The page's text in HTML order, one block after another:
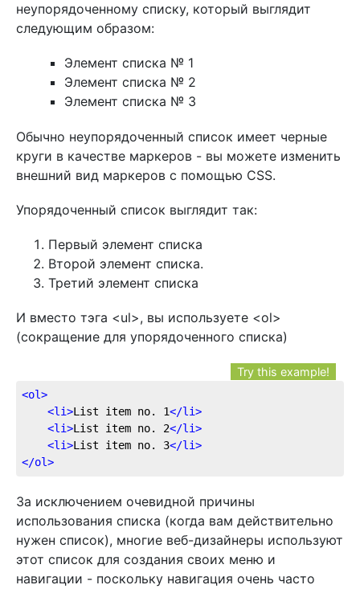
неупорядоченному списку, который выглядит
следующим образом:
Элемент списка № 1
Элемент списка № 2
Элемент списка № 3
Обычно неупорядоченный список имеет черные
круги в качестве маркеров - вы можете изменить
внешний вид маркеров с помощью CSS.
Упорядоченный список выглядит так:
Первый элемент списка
Второй элемент списка.
Третий элемент списка
И вместо тэга <ul>, вы используете <ol>
(сокращение для упорядоченного списка)
Try this example!
<ol>
<li>List item no. 1</li>
<li>List item no. 2</li>
<li>List item no. 3</li>
</ol>
За исключением очевидной причины
использования списка (когда вам действительно
нужен список), многие веб-дизайнеры используют
этот список для создания своих меню и
навигации - поскольку навигация очень часто